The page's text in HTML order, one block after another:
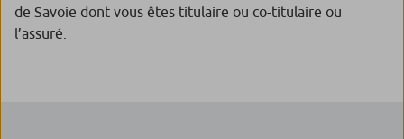
de Savoie dont vous êtes titulaire ou co-titulaire ou
l’assuré.